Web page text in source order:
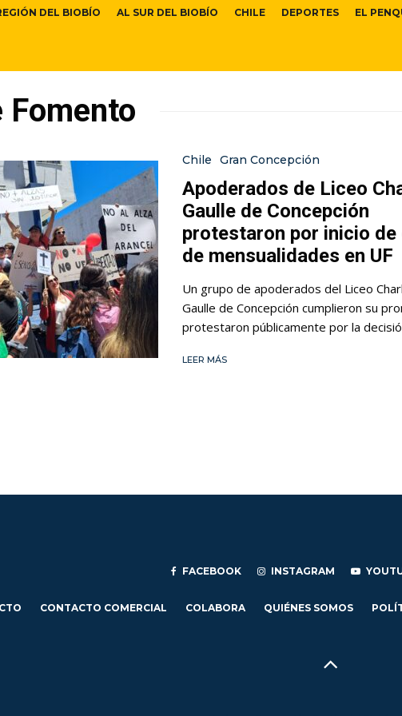
DEL BIOBÍO AL SUR DEL BIOBÍO CHILE DEPORTES EL
Fomento
Chile Gran Concepción
Apoderados de Liceo
Gaulle de Concepción
protestaron por inicio de
de mensualidades en UF
Un grupo de apoderados del Liceo
Gaulle de Concepción cumplieron su
protestaron públicamente por la
LEER MÁS
FACEBOOK INSTAGRAM
CONTACTO COMERCIAL COLABORA QUIÉNES SOMOS